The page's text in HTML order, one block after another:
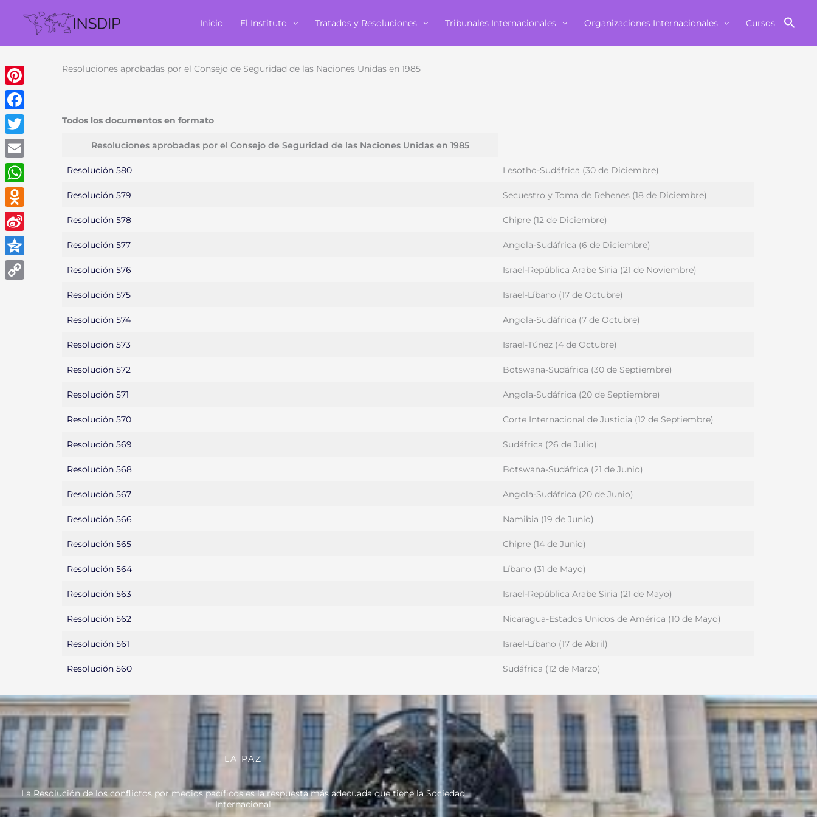
contenido
Inicio El Instituto Tratados y Resoluciones Tribunales Internacionales Organizaciones Internacionales Cursos
Resoluciones aprobadas por el Consejo de Seguridad de las Naciones Unidas en 1985
Todos los documentos en formato
Resoluciones aprobadas por el Consejo de Seguridad de las Naciones Unidas en 1985
Resolución 580 Lesotho-Sudáfrica (30 de Diciembre)
Resolución 579 Secuestro y Toma de Rehenes (18 de Diciembre)
Resolución 578 Chipre (12 de Diciembre)
Resolución 577 Angola-Sudáfrica (6 de Diciembre)
Resolución 576 Israel-República Arabe Siria (21 de Noviembre)
Resolución 575 Israel-Líbano (17 de Octubre)
Resolución 574 Angola-Sudáfrica (7 de Octubre)
Resolución 573 Israel-Túnez (4 de Octubre)
Resolución 572 Botswana-Sudáfrica (30 de Septiembre)
Resolución 571 Angola-Sudáfrica (20 de Septiembre)
Resolución 570 Corte Internacional de Justicia (12 de Septiembre)
Resolución 569 Sudáfrica (26 de Julio)
Resolución 568 Botswana-Sudáfrica (21 de Junio)
Resolución 567 Angola-Sudáfrica (20 de Junio)
Resolución 566 Namibia (19 de Junio)
Resolución 565 Chipre (14 de Junio)
Resolución 564 Líbano (31 de Mayo)
Resolución 563 Israel-República Arabe Siria (21 de Mayo)
Resolución 562 Nicaragua-Estados Unidos de América (10 de Mayo)
Resolución 561 Israel-Líbano (17 de Abril)
Resolución 560 Sudáfrica (12 de Marzo)
LA PAZ
La Resolución de los conflictos por medios pacíficos es la respuesta más adecuada que tiene la Sociedad
Internacional
Pinterest
Facebook
Twitter
Email
WhatsApp
Odnoklassniki
Sina
Weibo
Qzone